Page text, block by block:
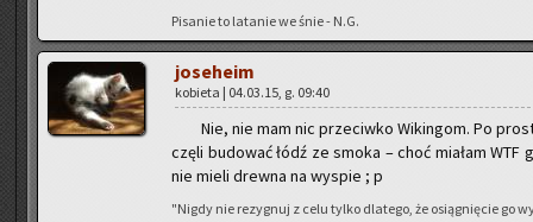
Pi­sa­nie to la­ta­nie we śnie - N.G.
jo­se­he­im
ko­bie­ta | 04.03.15, g. 09:40
Nie, nie mam nic prze­ciw­ko Wi­kin­gom. Po
czę­li bu­do­wać łódź ze smoka – choć mia­łam
nie mieli drew­na na wy­spie ; p
"Nigdy nie re­zy­gnuj z celu tylko dla­te­go, że osią­gnię­cie go